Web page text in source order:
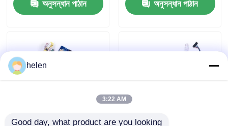
মামলা
এম্প্লিফায়ার বোর্ড মডিউল
অনুসন্ধান পাঠান অনুসন্ধান পাঠান
helen
3:22 AM
Good day, what product are you looking